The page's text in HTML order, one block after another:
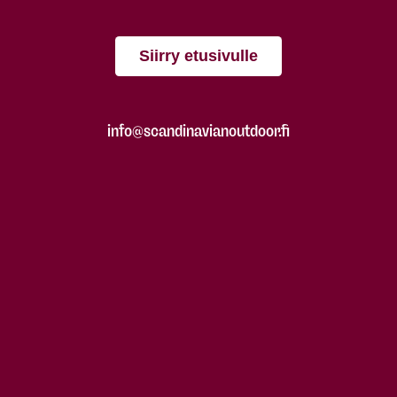
Siirry etusivulle
info@scandinavianoutdoor.fi